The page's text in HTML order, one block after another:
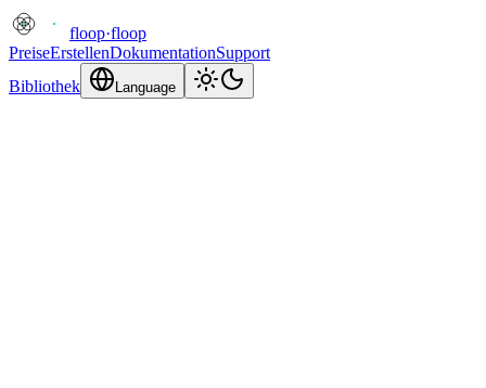
floop·floop
PreiseErstellenDokumentationSupport
Bibliothek
Language